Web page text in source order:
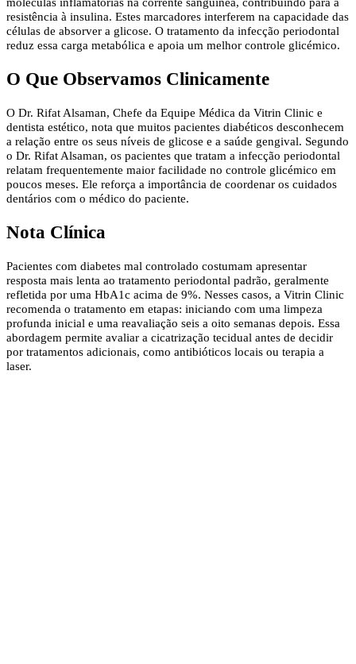
moléculas inflamatórias na corrente sanguínea, contribuindo para a
resistência à insulina. Estes marcadores interferem na capacidade das
células de absorver a glicose. O tratamento da infecção periodontal
reduz essa carga metabólica e apoia um melhor controle glicémico.
O Que Observamos Clinicamente
O Dr. Rifat Alsaman, Chefe da Equipe Médica da Vitrin Clinic e
dentista estético, nota que muitos pacientes diabéticos desconhecem
a relação entre os seus níveis de glicose e a saúde gengival. Segundo
o Dr. Rifat Alsaman, os pacientes que tratam a infecção periodontal
relatam frequentemente maior facilidade no controle glicémico em
poucos meses. Ele reforça a importância de coordenar os cuidados
dentários com o médico do paciente.
Nota Clínica
Pacientes com diabetes mal controlado costumam apresentar
resposta mais lenta ao tratamento periodontal padrão, geralmente
refletida por uma HbA1c acima de 9%. Nesses casos, a Vitrin Clinic
recomenda o tratamento em etapas: iniciando com uma limpeza
profunda inicial e uma reavaliação seis a oito semanas depois. Essa
abordagem permite avaliar a cicatrização tecidual antes de decidir
por tratamentos adicionais, como antibióticos locais ou terapia a
laser.